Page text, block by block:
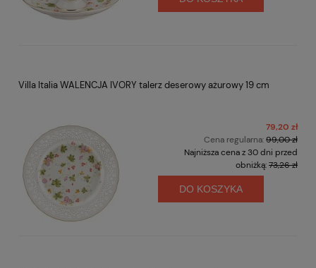
Villa Italia WALENCJA IVORY talerz deserowy ażurowy 19 cm
79,20 zł
Cena regularna:99,00 zł
Najniższa cena z 30 dni przed
obniżką:73,26 zł
DO KOSZYKA